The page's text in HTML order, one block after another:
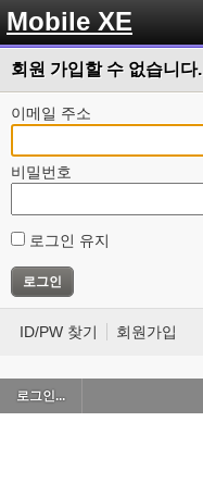
Mobile XE
회원 가입할 수 없습니다.
이메일 주소
비밀번호
로그인 유지
ID/PW 찾기 회원가입
로그인...